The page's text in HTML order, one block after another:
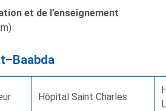
et de l’enseignement
Hôpital Saint Charles